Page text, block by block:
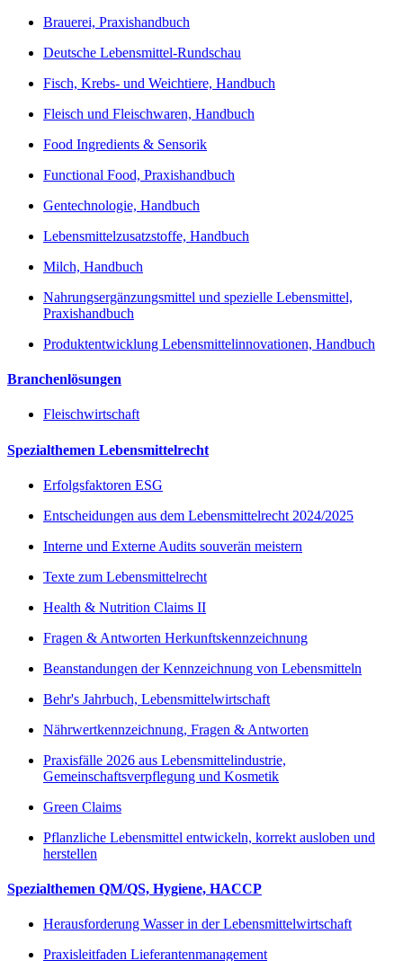
Brauerei, Praxishandbuch
Deutsche Lebensmittel-Rundschau
Fisch, Krebs- und Weichtiere, Handbuch
Fleisch und Fleischwaren, Handbuch
Food Ingredients & Sensorik
Functional Food, Praxishandbuch
Gentechnologie, Handbuch
Lebensmittelzusatzstoffe, Handbuch
Milch, Handbuch
Nahrungsergänzungsmittel und spezielle Lebensmittel,
Praxishandbuch
Produktentwicklung Lebensmittelinnovationen, Handbuch
Branchenlösungen
Fleischwirtschaft
Spezialthemen Lebensmittelrecht
Erfolgsfaktoren ESG
Entscheidungen aus dem Lebensmittelrecht 2024/2025
Interne und Externe Audits souverän meistern
Texte zum Lebensmittelrecht
Health & Nutrition Claims II
Fragen & Antworten Herkunftskennzeichnung
Beanstandungen der Kennzeichnung von Lebensmitteln
Behr's Jahrbuch, Lebensmittelwirtschaft
Nährwertkennzeichnung, Fragen & Antworten
Praxisfälle 2026 aus Lebensmittelindustrie,
Gemeinschaftsverpflegung und Kosmetik
Green Claims
Pflanzliche Lebensmittel entwickeln, korrekt ausloben und
herstellen
Spezialthemen QM/QS, Hygiene, HACCP
Herausforderung Wasser in der Lebensmittelwirtschaft
Praxisleitfaden Lieferantenmanagement